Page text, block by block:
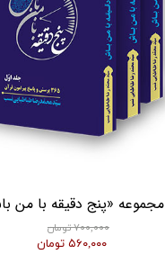
مجموعه «پنج دقیقه با من
۷۰۰,۰۰۰ تومان
۵۶۰,۰۰۰ تومان